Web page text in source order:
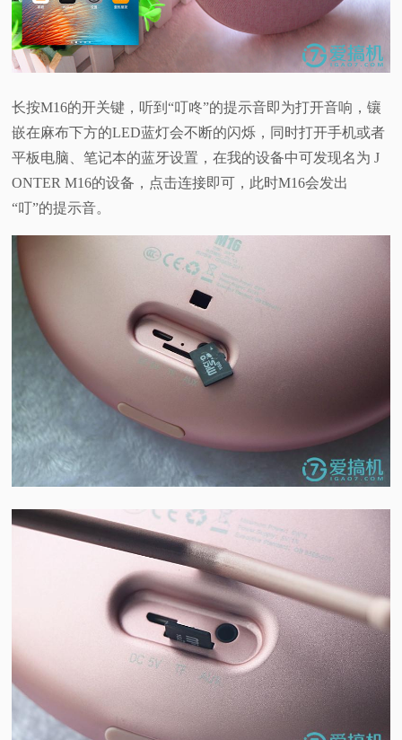
长按M16的开关键，听到“叮咚”的提示音即为打开音响，镶
嵌在麻布下方的LED蓝灯会不断的闪烁，同时打开手机或者
平板电脑、笔记本的蓝牙设置，在我的设备中可发现名为 J
ONTER M16的设备，点击连接即可，此时M16会发出
“叮”的提示音。